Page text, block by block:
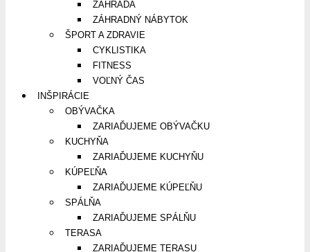
ZÁHRADA
ZÁHRADNÝ NÁBYTOK
ŠPORT A ZDRAVIE
CYKLISTIKA
FITNESS
VOĽNÝ ČAS
INŠPIRÁCIE
OBÝVAČKA
ZARIAĎUJEME OBÝVAČKU
KUCHYŇA
ZARIAĎUJEME KUCHYŇU
KÚPEĽŇA
ZARIAĎUJEME KÚPEĽŇU
SPÁLŇA
ZARIAĎUJEME SPÁLŇU
TERASA
ZARIAĎUJEME TERASU